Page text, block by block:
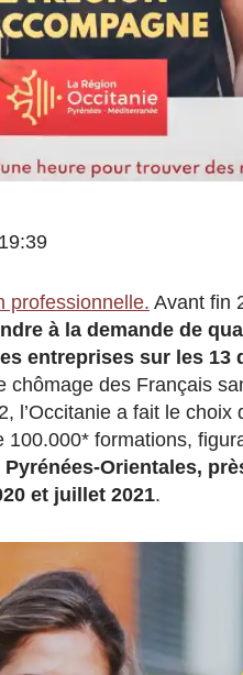
professionnelle. Avant fin
à la demande de
entreprises sur les 13
chômage des Français
l’Occitanie a fait le choix
formations,
Pyrénées-Orientales,
et juillet 2021.